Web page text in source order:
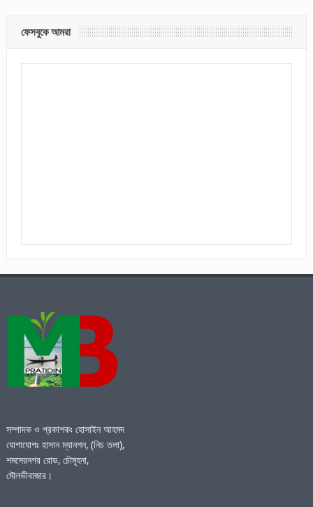
ফেসবুকে আমরা
সম্পাদক ও প্রকাশকঃ হোসাইন আহমদ
যোগাযোগঃ হাসান ম্যানশন, (নিচ তলা),
শমসেরনগর রোড, চৌমূহনা,
মৌলভীবাজার।